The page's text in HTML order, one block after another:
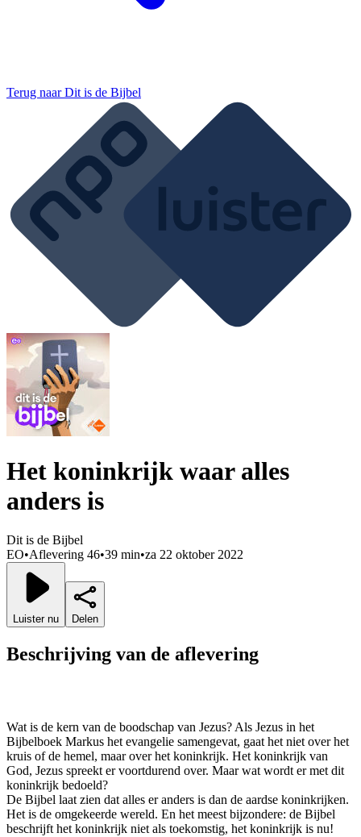
Terug naarDit is de Bijbel
Het koninkrijk waar alles
anders is
Dit is de Bijbel
EO•Aflevering 46•39 min•za 22 oktober 2022
Luister nu Delen
Beschrijving van de aflevering
Wat is de kern van de boodschap van Jezus? Als Jezus in het
Bijbelboek Markus het evangelie samengevat, gaat het niet over het
kruis of de hemel, maar over het koninkrijk. Het koninkrijk van
God, Jezus spreekt er voortdurend over. Maar wat wordt er met dit
koninkrijk bedoeld?
De Bijbel laat zien dat alles er anders is dan de aardse koninkrijken.
Het is de omgekeerde wereld. En het meest bijzondere: de Bijbel
beschrijft het koninkrijk niet als toekomstig, het koninkrijk is nu!